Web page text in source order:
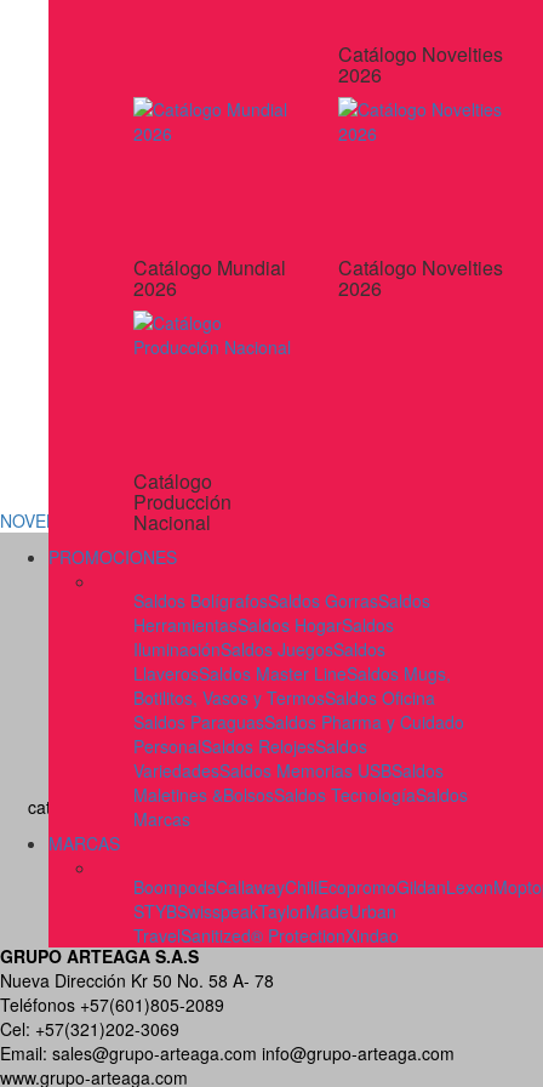
Catálogo Novelties
2026
Catálogo Mundial
2026
Catálogo Novelties
2026
Catálogo
Producción
Nacional
PROMOCIONES
Saldos BolígrafosSaldos GorrasSaldos
HerramientasSaldos HogarSaldos
IluminaciónSaldos JuegosSaldos
LlaverosSaldos Master LineSaldos Mugs,
Botilitos, Vasos y TermosSaldos Oficina
Saldos ParaguasSaldos Pharma y Cuidado
PersonalSaldos RelojesSaldos
VariedadesSaldos Memorias USBSaldos
Maletines &BolsosSaldos TecnologíaSaldos
Marcas
MARCAS
BoompodsCallawayChiliEcopromoGildanLexon
STYBSwisspeakTaylorMadeUrban
TravelSanitized® ProtectionXindao
NOVELTIES 2026
catalogospromocionales.com | Todos los Derechos reservados
Desarrollado por:Panda Consulting
GRUPO ARTEAGA S.A.S
Nueva Dirección Kr 50 No. 58 A- 78
Teléfonos +57(601)805-2089
Cel: +57(321)202-3069
Email: sales@grupo-arteaga.com info@grupo-arteaga.com
www.grupo-arteaga.com